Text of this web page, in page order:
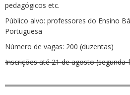
pedagógicos etc.
Público alvo: professores do Ensino
Portuguesa
Número de vagas: 200 (duzentas)
Inscrições até 21 de agosto